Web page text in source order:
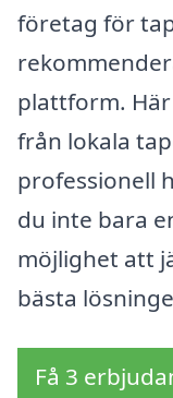
företag för
plattform.
från lokala
professionell
du inte bara
möjlighet att
bästa
Få 3